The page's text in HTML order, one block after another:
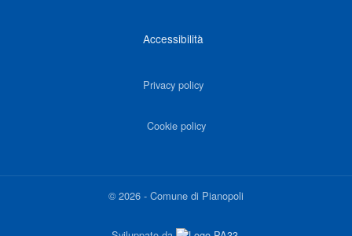
Accessibilità
Privacy policy
Cookie policy
©2026 - Comune di Pianopoli